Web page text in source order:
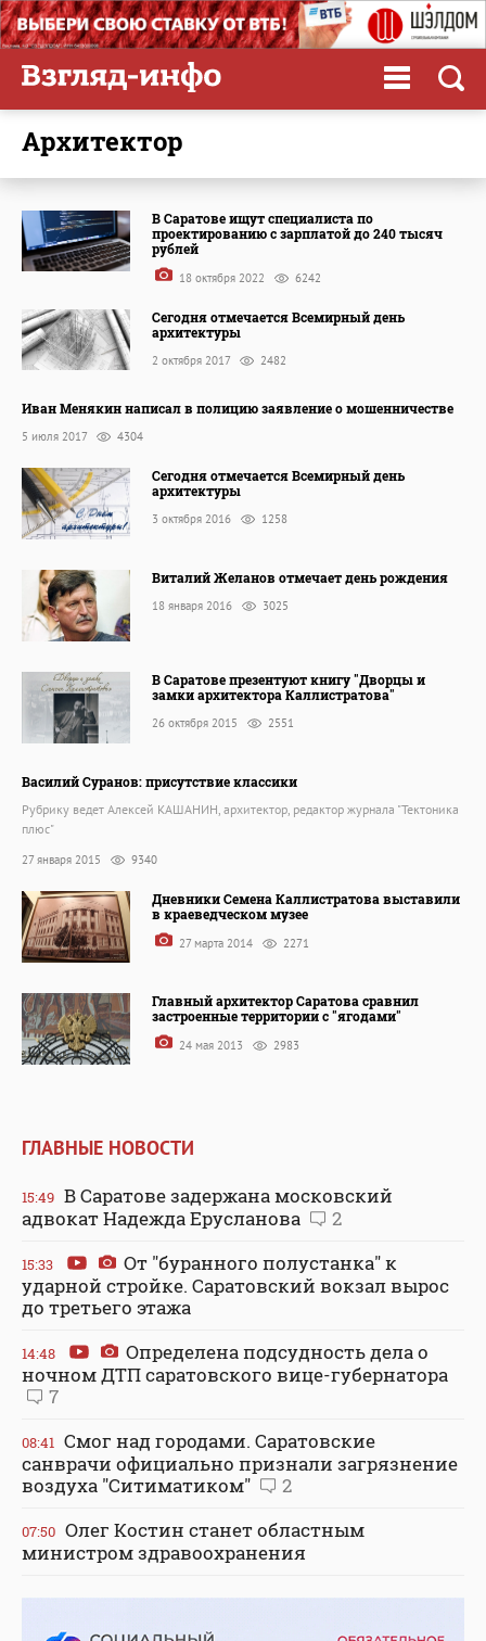
архитектор
В Саратове ищут специалиста по
проектированию с зарплатой до 240 тысяч
рублей
18 октября 2022 6242
Сегодня отмечается Всемирный день
архитектуры
2 октября 2017 2482
Иван Менякин написал в полицию заявление о мошенничестве
5 июля 2017 4304
Сегодня отмечается Всемирный день
архитектуры
3 октября 2016 1258
Виталий Желанов отмечает день рождения
18 января 2016 3025
В Саратове презентуют книгу "Дворцы и
замки архитектора Каллистратова"
26 октября 2015 2551
Василий Суранов: присутствие классики
Рубрику ведет Алексей КАШАНИН, архитектор, редактор журнала "Тектоника
плюс"
27 января 2015 9340
Дневники Семена Каллистратова выставили
в краеведческом музее
27 марта 2014 2271
Главный архитектор Саратова сравнил
застроенные территории с "ягодами"
24 мая 2013 2983
ГЛАВНЫЕ НОВОСТИ
15:49 В Саратове задержана московский
адвокат Надежда Ерусланова
2
15:33
От "буранного полустанка" к
ударной стройке. Саратовский вокзал вырос
до третьего этажа
14:48
Определена подсудность дела о
ночном ДТП саратовского вице-губернатора
7
08:41 Смог над городами. Саратовские
санврачи официально признали загрязнение
воздуха "Ситиматиком"
2
07:50 Олег Костин станет областным
министром здравоохранения